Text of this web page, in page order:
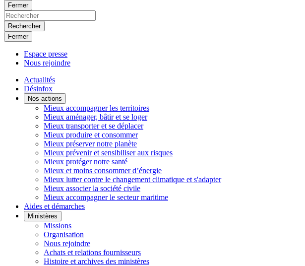
Fermer
Rechercher
Fermer
Espace presse
Nous rejoindre
Actualités
Désinfox
Nos actions
Mieux accompagner les territoires
Mieux aménager, bâtir et se loger
Mieux transporter et se déplacer
Mieux produire et consommer
Mieux préserver notre planète
Mieux prévenir et sensibiliser aux risques
Mieux protéger notre santé
Mieux et moins consommer d’énergie
Mieux lutter contre le changement climatique et s'adapter
Mieux associer la société civile
Mieux accompagner le secteur maritime
Aides et démarches
Ministères
Missions
Organisation
Nous rejoindre
Achats et relations fournisseurs
Histoire et archives des ministères